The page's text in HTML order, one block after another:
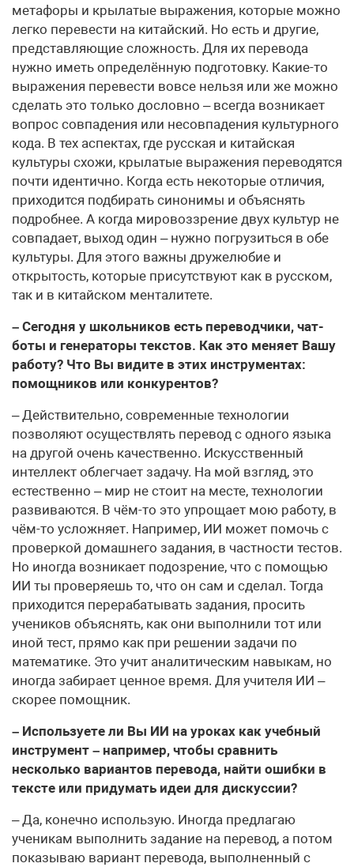
метафоры и крылатые выражения, которые можно
легко перевести на китайский. Но есть и другие,
представляющие сложность. Для их перевода
нужно иметь определённую подготовку. Какие-то
выражения перевести вовсе нельзя или же можно
сделать это только дословно – всегда возникает
вопрос совпадения или несовпадения культурного
кода. В тех аспектах, где русская и китайская
культуры схожи, крылатые выражения переводятся
почти идентично. Когда есть некоторые отличия,
приходится подбирать синонимы и объяснять
подробнее. А когда мировоззрение двух культур не
совпадает, выход один – нужно погрузиться в обе
культуры. Для этого важны дружелюбие и
открытость, которые присутствуют как в русском,
так и в китайском менталитете.
– Сегодня у школьников есть переводчики, чат-
боты и генераторы текстов. Как это меняет Вашу
работу? Что Вы видите в этих инструментах:
помощников или конкурентов?
– Действительно, современные технологии
позволяют осуществлять перевод с одного языка
на другой очень качественно. Искусственный
интеллект облегчает задачу. На мой взгляд, это
естественно – мир не стоит на месте, технологии
развиваются. В чём-то это упрощает мою работу, в
чём-то усложняет. Например, ИИ может помочь с
проверкой домашнего задания, в частности тестов.
Но иногда возникает подозрение, что с помощью
ИИ ты проверяешь то, что он сам и сделал. Тогда
приходится перерабатывать задания, просить
учеников объяснять, как они выполнили тот или
иной тест, прямо как при решении задачи по
математике. Это учит аналитическим навыкам, но
иногда забирает ценное время. Для учителя ИИ –
скорее помощник.
– Используете ли Вы ИИ на уроках как учебный
инструмент – например, чтобы сравнить
несколько вариантов перевода, найти ошибки в
тексте или придумать идеи для дискуссии?
– Да, конечно использую. Иногда предлагаю
ученикам выполнить задание на перевод, а потом
показываю вариант перевода, выполненный с